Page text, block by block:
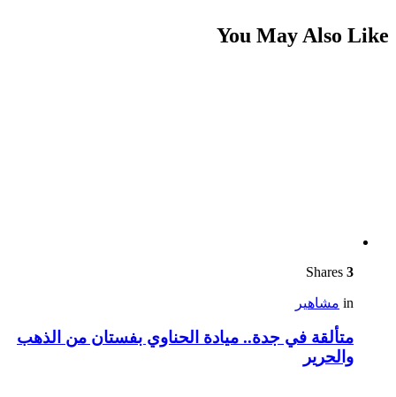
You May Also Like
3
in مشاهير
متألقة في جدة.. ميادة الحناوي بفستان من الذهب
والحرير